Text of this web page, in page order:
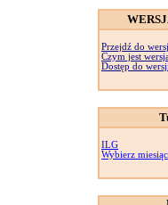
Przejdź do
Czym jest
Dostęp do
ILG
Wybierz miesiąc